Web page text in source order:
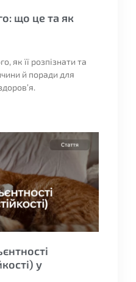
що це та як
як її розпізнати та
й поради для
у